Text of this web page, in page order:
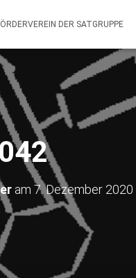
DER SATGRUPPE
am 7. Dezember 2020